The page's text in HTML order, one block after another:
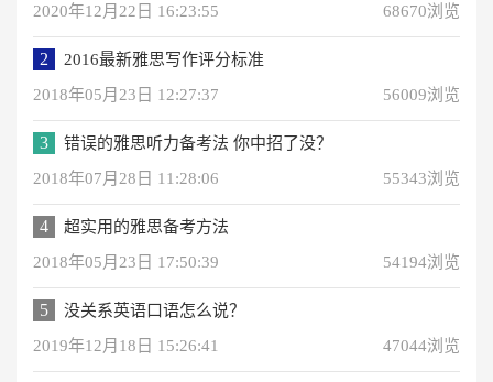
2020年12月22日 16:23:55
68670浏览
2
2016最新雅思写作评分标准
2018年05月23日 12:27:37
56009浏览
3
错误的雅思听力备考法 你中招了没？
2018年07月28日 11:28:06
55343浏览
4
超实用的雅思备考方法
2018年05月23日 17:50:39
54194浏览
5
没关系英语口语怎么说？
2019年12月18日 15:26:41
47044浏览